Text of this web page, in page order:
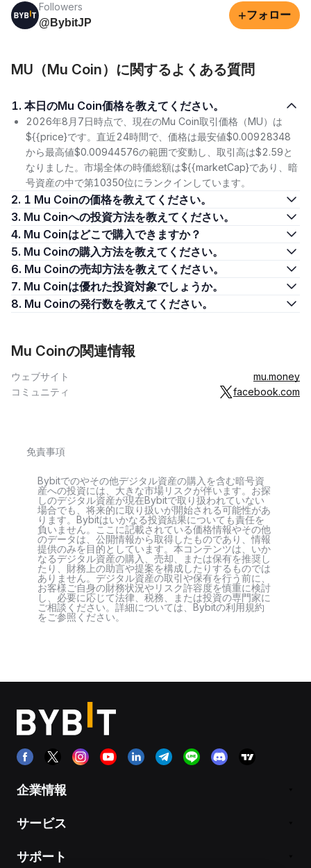
Followers
@BybitJP
+フォロー
MU（Mu Coin）に関するよくある質問
1. 本日のMu Coin価格を教えてください。
2026年8月7日時点で、現在のMu Coin取引価格（MU）は
${{price}です。直近24時間で、価格は最安値$0.00928348
から最高値$0.00944576の範囲で変動し、取引高は$2.59と
なりました。市場全体の時価総額は${{marketCap}であり、暗
号資産の中で第10350位にランクインしています。
2. 1 Mu Coinの価格を教えてください。
3. Mu Coinへの投資方法を教えてください。
4. Mu Coinはどこで購入できますか？
5. Mu Coinの購入方法を教えてください。
6. Mu Coinの売却方法を教えてください。
7. Mu Coinは優れた投資対象でしょうか。
8. Mu Coinの発行数を教えてください。
Mu Coinの関連情報
ウェブサイト
mu.money
コミュニティ
facebook.com
免責事項
Bybitでのやその他デジタル資産の購入を含む暗号資
産への投資には、大きな市場リスクが伴います。お探
しのデジタル資産が現在Bybitで取り扱われていない
場合でも、将来的に取り扱いが開始される可能性があ
ります。Bybitはいかなる投資結果についても責任を
負いません。ここに記載されている価格情報やその他
のデータは、公開情報から取得したものであり、情報
提供のみを目的としています。本コンテンツは、いか
なるデジタル資産の購入、売却、または保有を推奨し
たり、財務上の助言や提案を構成したりするものでは
ありません。デジタル資産の取引や保有を行う前に、
お客様ご自身の財務状況やリスク許容度を慎重に検討
し、必要に応じて法律、税務、または投資の専門家に
ご相談ください。詳細については、Bybitの利用規約
をご参照ください。
企業情報
サービス
サポート